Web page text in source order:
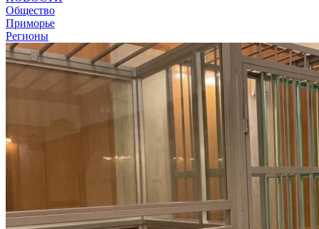
Общество
Приморье
Регионы